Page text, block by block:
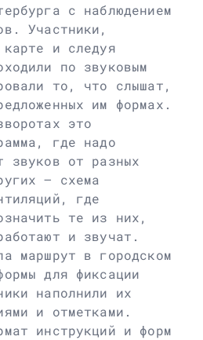
с наблюдением
Участники,
и следуя
по звуковым
то, что слышат,
им формах.
это
где надо
звуков от разных
– схема
где
те из них,
и звучат.
маршрут в городском
для фиксации
наполнили их
и отметками.
инструкций и форм